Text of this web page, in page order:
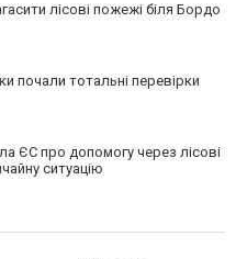
лісові пожежі біля Бордо
почали тотальні перевірки
ЄС про допомогу через лісові
ситуацію